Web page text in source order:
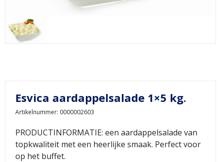
Esvica aardappelsalade 1×5 kg.
Artikelnummer: 0000002603
PRODUCTINFORMATIE: een aardappelsalade van
topkwaliteit met een heerlijke smaak. Perfect voor
op het buffet.